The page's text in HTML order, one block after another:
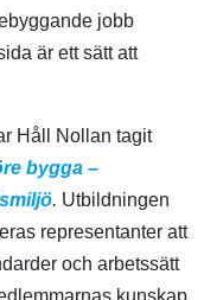
jobb
är ett sätt att
Håll Nollan tagit
bygga –
. Utbildningen
representanter att
och arbetssätt
kunskap